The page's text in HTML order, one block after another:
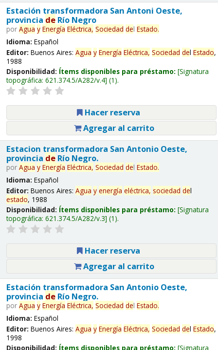
Estación transformadora San Antoni Oeste,
provincia deRío Negro
por Agua y Energía Eléctrica, Sociedad del Estado.
Idioma: Español
Editor: Buenos Aires: Agua y Energía Eléctrica, Sociedad del Estado,
1988
Disponibilidad: Ítems disponibles para préstamo: Signatura
topográfica: 621.374.5/A282/v.4 (1).
Hacer reserva
Agregar al carrito
Estacion transformadora San Antonio Oeste,
provincia deRío Negro.
por Agua y Energía Eléctrica, Sociedad del Estado.
Idioma: Español
Editor: Buenos Aires: Agua y energía eléctrica, sociedad del
estado, 1988
Disponibilidad: Ítems disponibles para préstamo: Signatura
topográfica: 621.374.5/A282/v.3 (1).
Hacer reserva
Agregar al carrito
Estación transformadora San Antonio Oeste,
provincia deRío Negro.
por Agua y Energía Eléctrica, Sociedad del Estado.
Idioma: Español
Editor: Buenos Aires: Agua y Energía Eléctrica, Sociedad del Estado,
1998
Disponibilidad: Ítems disponibles para préstamo: Signatura